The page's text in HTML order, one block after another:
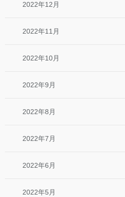
2022年12月
2022年11月
2022年10月
2022年9月
2022年8月
2022年7月
2022年6月
2022年5月